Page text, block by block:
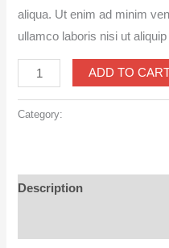
aliqua. Ut enim ad minim
ullamco laboris nisi ut
ADD TO
Category:
Description